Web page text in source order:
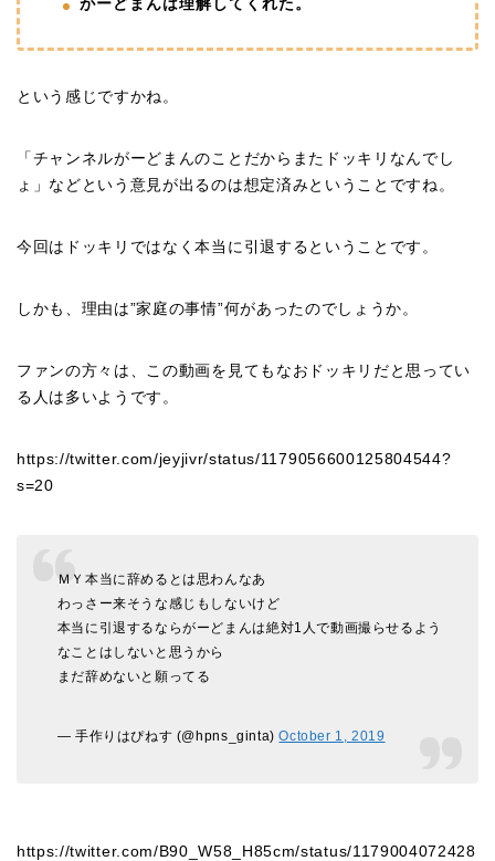
がーどまんは理解してくれた。
という感じですかね。
「チャンネルがーどまんのことだからまたドッキリなんでし
ょ」などという意見が出るのは想定済みということですね。
今回はドッキリではなく本当に引退するということです。
しかも、理由は”家庭の事情”何があったのでしょうか。
ファンの方々は、この動画を見てもなおドッキリだと思ってい
る人は多いようです。
https://twitter.com/jeyjivr/status/1179056600125804544?
s=20
ＭＹ本当に辞めるとは思わんなあ
わっさー来そうな感じもしないけど
本当に引退するならがーどまんは絶対1人で動画撮らせるよう
なことはしないと思うから
まだ辞めないと願ってる
— 手作りはぴねす (@hpns_ginta)October 1, 2019
https://twitter.com/B90_W58_H85cm/status/1179004072428